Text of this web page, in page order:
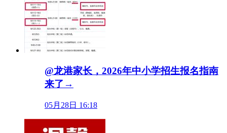
@龙港家长，2026年中小学招生报名指南
来了→
05月28日 16:18